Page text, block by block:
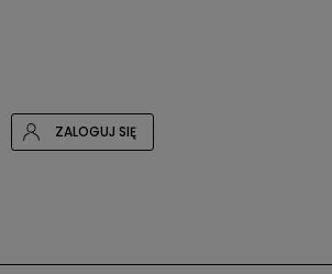
ZALOGUJ SIĘ